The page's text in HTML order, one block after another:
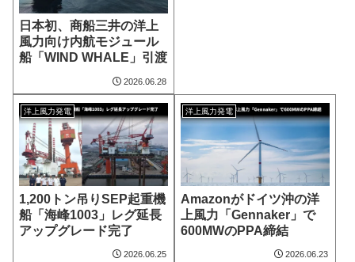
日本初、商船三井の洋上
風力向け内航モジュール
船「WIND WHALE」引渡
2026.06.28
洋上風力発電
1,200トン吊りSEP起重機
船「海峰1003」レグ延長
アップグレード完了
2026.06.25
洋上風力発電
Amazonがドイツ沖の洋
上風力「Gennaker」で
600MWのPPA締結
2026.06.23